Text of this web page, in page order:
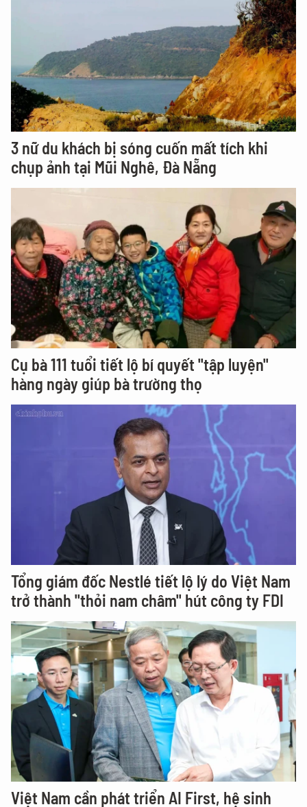
3 nữ du khách bị sóng cuốn mất tích khi
chụp ảnh tại Mũi Nghê, Đà Nẵng
Cụ bà 111 tuổi tiết lộ bí quyết "tập luyện"
hàng ngày giúp bà trường thọ
Tổng giám đốc Nestlé tiết lộ lý do Việt Nam
trở thành "thỏi nam châm" hút công ty FDI
Việt Nam cần phát triển AI First, hệ sinh